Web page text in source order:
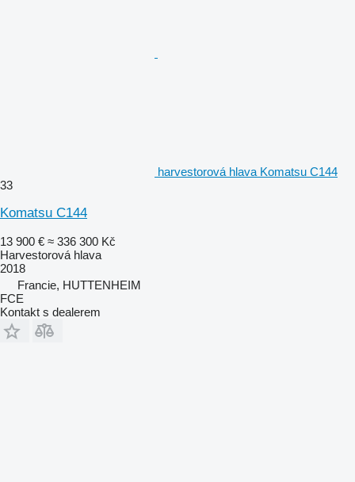
harvestorová hlava Komatsu C144
33
Komatsu C144
13 900 € ≈ 336 300 Kč
Harvestorová hlava
2018
Francie, HUTTENHEIM
FCE
Kontakt s dealerem